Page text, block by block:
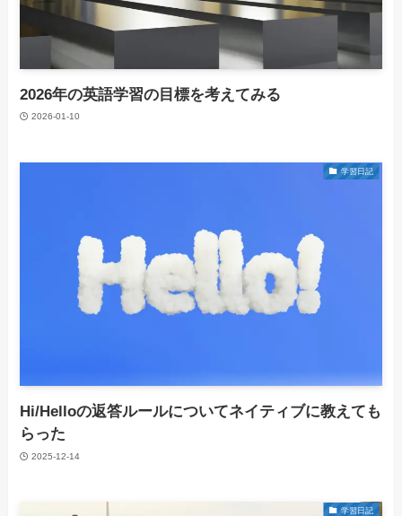
2026年の英語学習の目標を考えてみる
2026-01-10
学習日記
Hi/Helloの返答ルールについてネイティブに教えても
らった
2025-12-14
学習日記